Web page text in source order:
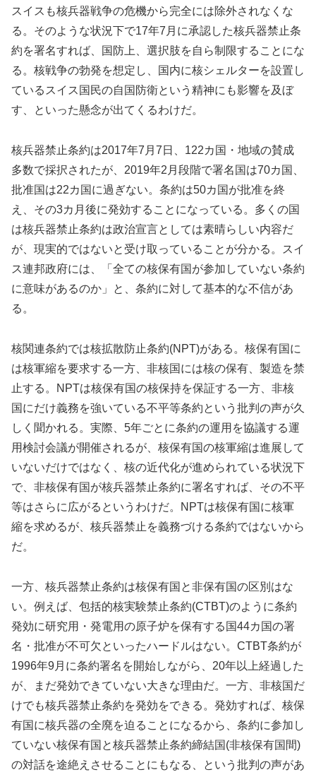
スイスも核兵器戦争の危機から完全には除外されなくな
る。そのような状況下で17年7月に承認した核兵器禁止条
約を署名すれば、国防上、選択肢を自ら制限することにな
る。核戦争の勃発を想定し、国内に核シェルターを設置し
ているスイス国民の自国防衛という精神にも影響を及ぼ
す、といった懸念が出てくるわけだ。
核兵器禁止条約は2017年7月7日、122カ国・地域の賛成
多数で採択されたが、2019年2月段階で署名国は70カ国、
批准国は22カ国に過ぎない。条約は50カ国が批准を終
え、その3カ月後に発効することになっている。多くの国
は核兵器禁止条約は政治宣言としては素晴らしい内容だ
が、現実的ではないと受け取っていることが分かる。スイ
ス連邦政府には、「全ての核保有国が参加していない条約
に意味があるのか」と、条約に対して基本的な不信があ
る。
核関連条約では核拡散防止条約(NPT)がある。核保有国に
は核軍縮を要求する一方、非核国には核の保有、製造を禁
止する。NPTは核保有国の核保持を保証する一方、非核
国にだけ義務を強いている不平等条約という批判の声が久
しく聞かれる。実際、5年ごとに条約の運用を協議する運
用検討会議が開催されるが、核保有国の核軍縮は進展して
いないだけではなく、核の近代化が進められている状況下
で、非核保有国が核兵器禁止条約に署名すれば、その不平
等はさらに広がるというわけだ。NPTは核保有国に核軍
縮を求めるが、核兵器禁止を義務づける条約ではないから
だ。
一方、核兵器禁止条約は核保有国と非保有国の区別はな
い。例えば、包括的核実験禁止条約(CTBT)のように条約
発効に研究用・発電用の原子炉を保有する国44カ国の署
名・批准が不可欠といったハードルはない。CTBT条約が
1996年9月に条約署名を開始しながら、20年以上経過した
が、まだ発効できていない大きな理由だ。一方、非核国だ
けでも核兵器禁止条約を発効をできる。発効すれば、核保
有国に核兵器の全廃を迫ることになるから、条約に参加し
ていない核保有国と核兵器禁止条約締結国(非核保有国間)
の対話を途絶えさせることにもなる、という批判の声があ